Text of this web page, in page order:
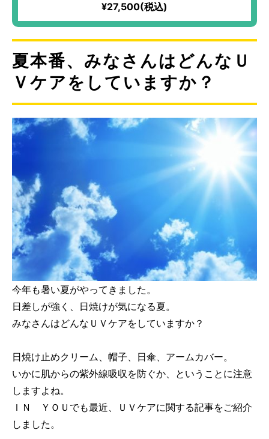
¥27,500(税込)
夏本番、みなさんはどんなＵ
Ｖケアをしていますか？
今年も暑い夏がやってきました。
日差しが強く、日焼けが気になる夏。
みなさんはどんなＵＶケアをしていますか？
日焼け止めクリーム、帽子、日傘、アームカバー。
いかに肌からの紫外線吸収を防ぐか、ということに注意
しますよね。
ＩＮ ＹＯＵでも最近、ＵＶケアに関する記事をご紹介
しました。